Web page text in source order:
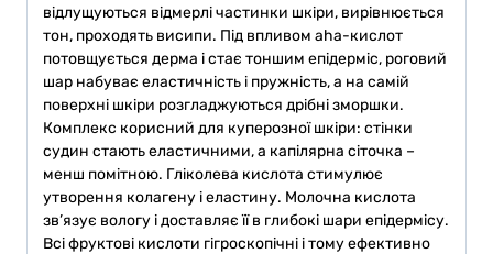
відлущуються відмерлі частинки шкіри, вирівнюється
тон, проходять висипи. Під впливом aha-кислот
потовщується дерма і стає тоншим епідерміс, роговий
шар набуває еластичність і пружність, а на самій
поверхні шкіри розгладжуються дрібні зморшки.
Комплекс корисний для куперозної шкіри: стінки
судин стають еластичними, а капілярна сіточка –
менш помітною. Гліколева кислота стимулює
утворення колагену і еластину. Молочна кислота
зв’язує вологу і доставляє її в глибокі шари епідермісу.
Всі фруктові кислоти гігроскопічні і тому ефективно